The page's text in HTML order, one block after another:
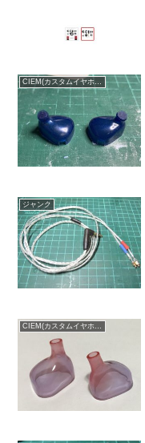
CIEM(カスタムイヤホン)
ジャンク
CIEM(カスタムイヤホン)